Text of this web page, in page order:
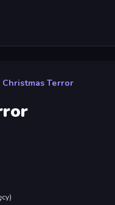
Christmas Terror
)